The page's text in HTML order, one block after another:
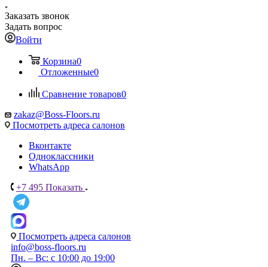
Заказать звонок
Задать вопрос
Войти
Корзина0
Отложенные0
Сравнение товаров0
zakaz@Boss-Floors.ru
Посмотреть адреса салонов
Вконтакте
Одноклассники
WhatsApp
+7 495 Показать
Посмотреть адреса салонов
info@boss-floors.ru
Пн. – Вс: с 10:00 до 19:00